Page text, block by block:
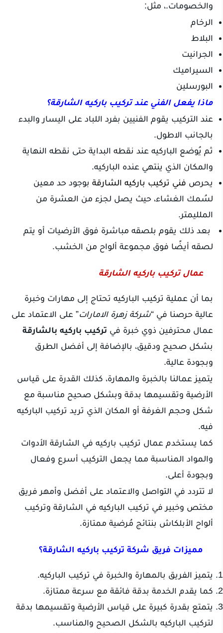
والخصومات.، مثل:
الرخام
البلاط
الجرانيت
السيراميك
البورسلين
ماذا يفعل الفني عند تركيب باركيه الشارقة؟
عند التركيب يقوم الفنيين بفرد اللباد على اليسار والبدء
بالجانب الاطول.
ثم يُوضع الباركيه عند نقطه البداية حتى نقطه النهاية
والمكان الذي ينتهي عنده الباركيه.
يحرص فني تركيب باركيه الشارقة بوجود حد معين
لسُمك الغشاء، حيث يصل لجزء من العشرة من
الملليمتر.
بعد ذلك يقوم بلصقه مباشرة فوق الأرضيات أو يتم
لصقه أيضًا فوق مجموعة ألواح من الخشب.
عمال تركيب باركيه الشارقة
بما أن عملية تركيب الباركيه تحتاج إلى مهارات وخبرة
عالية حرصنا في “شركة زهرة الامارات” على الاعتماد على
عمال محترفين ذوي خبرة في تركيب باركيه بالشارقة
بشكل صحيح ودقيق، بالإضافة إلى أفضل الطرق
وبجودة عالية.
يتميز عمالنا بالخبرة والمهارة، كذلك القدرة على قياس
الأرضية وتقسيمها بدقة وبشكل صحيح مناسبة مع
شكل وحجم الغرفة أو المكان الذي تريد تركيب الباركيه
فيه.
كما يستخدم عمال تركيب باركيه في الشارقة الأدوات
والمواد المناسبة مما يجعل التركيب أسرع وفعال
وبجودة أعلى.
لا تتردد في التواصل والاعتماد على أفضل وأمهر فريق
مختص وخبير في تركيب الباركيه في الشارقة وتركيب
ألواح الأبلكاش بنتائج مُرضية ممتازة.
مميزات فريق شركة تركيب باركيه الشارقة؟
يتميز الفريق بالمهارة والخبرة في تركيب الباركيه.
كما يقدم الخدمة بدقة فائقة مع سرعة ممتازة.
يتمتع بقدرة كبيرة على قياس الأرضية وتقسيمها بدقة
لتركيب الباركيه بالشكل الصحيح والمناسب.